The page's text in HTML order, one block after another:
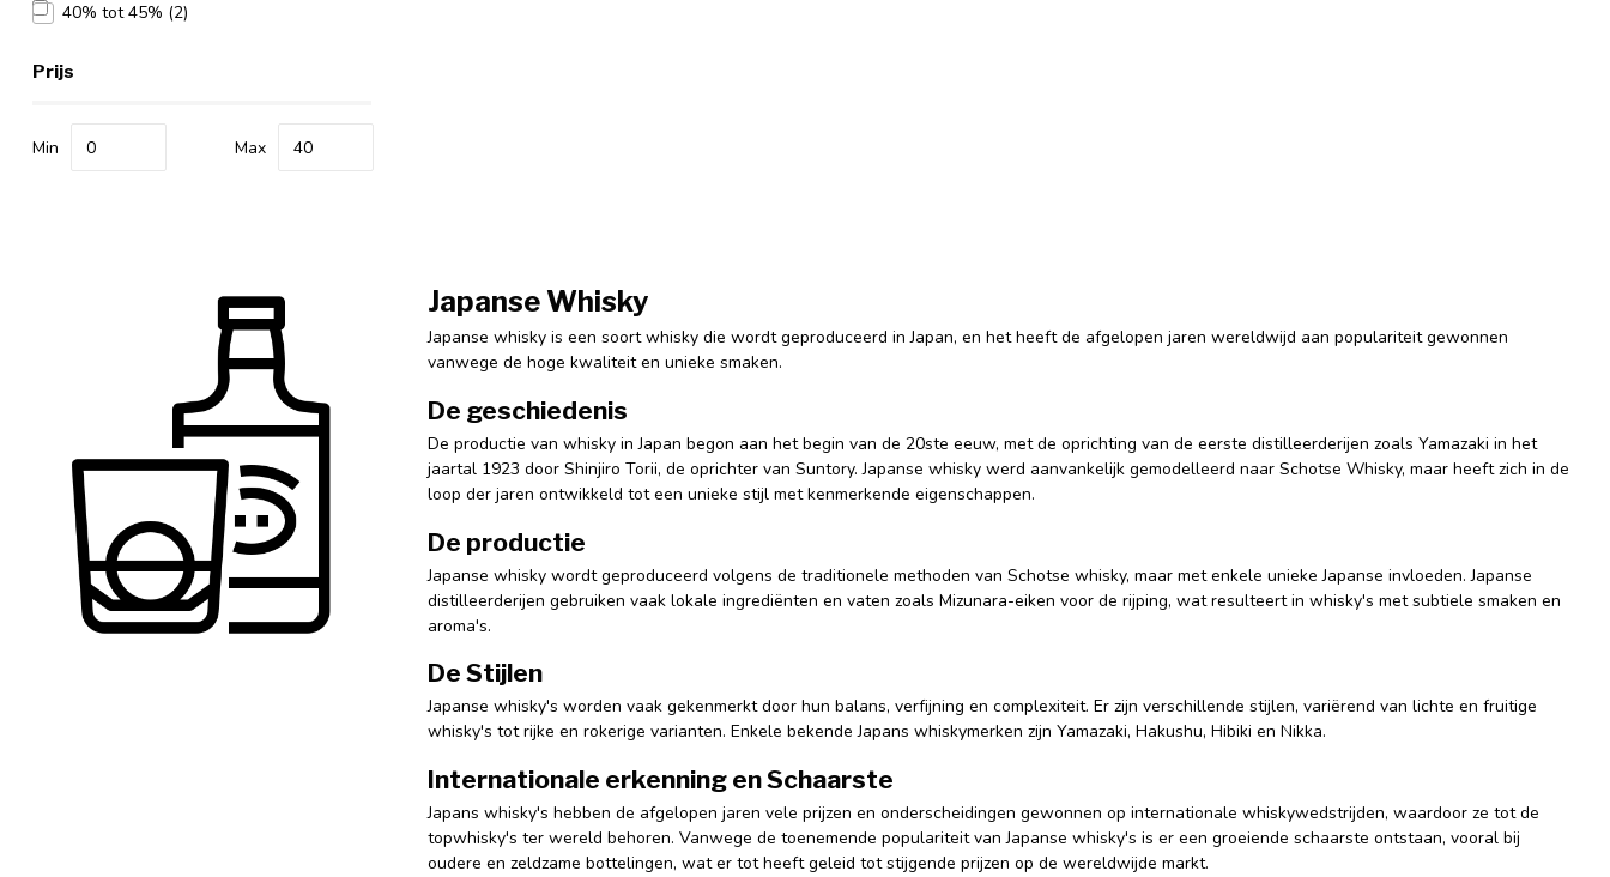
40% tot 45% (2)
Prijs
Min Max
Japanse Whisky
Japanse whisky is een soort whisky die wordt geproduceerd in Japan, en het heeft de afgelopen jaren wereldwijd aan populariteit gewonnen
vanwege de hoge kwaliteit en unieke smaken.
De geschiedenis
De productie van whisky in Japan begon aan het begin van de 20ste eeuw, met de oprichting van de eerste distilleerderijen zoals Yamazaki in het
jaartal 1923 door Shinjiro Torii, de oprichter van Suntory. Japanse whisky werd aanvankelijk gemodelleerd naar Schotse Whisky, maar heeft zich in de
loop der jaren ontwikkeld tot een unieke stijl met kenmerkende eigenschappen.
De productie
Japanse whisky wordt geproduceerd volgens de traditionele methoden van Schotse whisky, maar met enkele unieke Japanse invloeden. Japanse
distilleerderijen gebruiken vaak lokale ingrediënten en vaten zoals Mizunara-eiken voor de rijping, wat resulteert in whisky's met subtiele smaken en
aroma's.
De Stijlen
Japanse whisky's worden vaak gekenmerkt door hun balans, verfijning en complexiteit. Er zijn verschillende stijlen, variërend van lichte en fruitige
whisky's tot rijke en rokerige varianten. Enkele bekende Japans whiskymerken zijn Yamazaki, Hakushu, Hibiki en Nikka.
Internationale erkenning en Schaarste
Japans whisky's hebben de afgelopen jaren vele prijzen en onderscheidingen gewonnen op internationale whiskywedstrijden, waardoor ze tot de
topwhisky's ter wereld behoren. Vanwege de toenemende populariteit van Japanse whisky's is er een groeiende schaarste ontstaan, vooral bij
oudere en zeldzame bottelingen, wat er tot heeft geleid tot stijgende prijzen op de wereldwijde markt.